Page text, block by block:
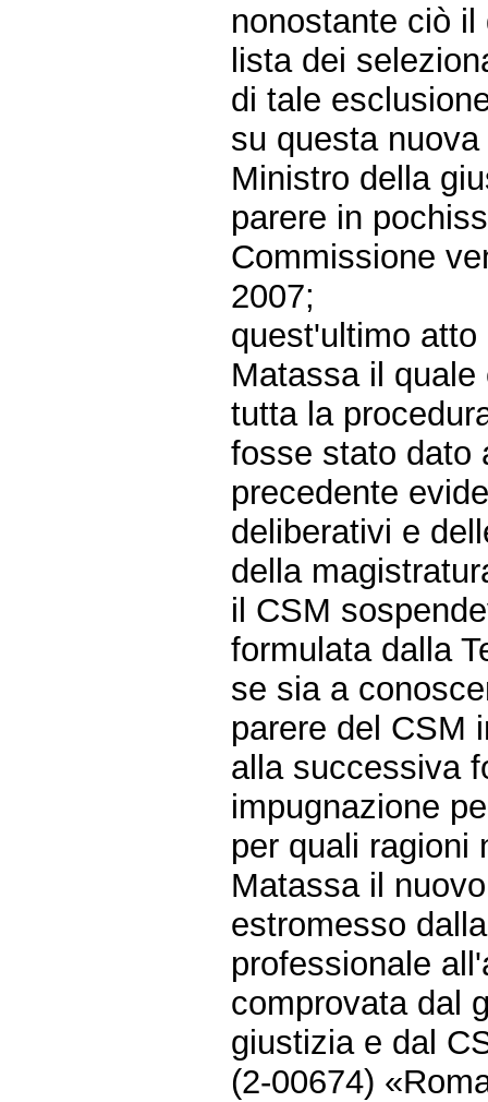
nonostante ciò
lista dei
di tale
su questa
Ministro della
parere in
Commissione
2007;
quest'ultimo
Matassa il
tutta la
fosse stato dato
precedente
deliberativi e
della
il CSM
formulata dalla
se sia a
parere del CSM
alla successiva
impugnazione
per quali ragioni
Matassa il
estromesso
professionale
comprovata dal
giustizia e dal
(2-00674)